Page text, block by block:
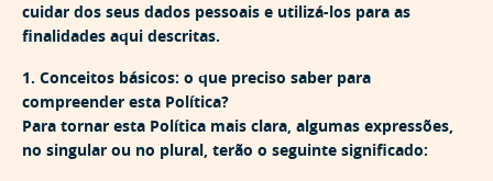
cuidar dos seus dados pessoais e utilizá-los para as
finalidades aqui descritas.
1. Conceitos básicos: o que preciso saber para
compreender esta Política?
Para tornar esta Política mais clara, algumas expressões,
no singular ou no plural, terão o seguinte significado: